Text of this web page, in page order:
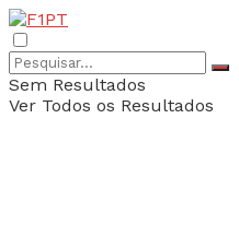
Sem Resultados
Ver Todos os Resultados